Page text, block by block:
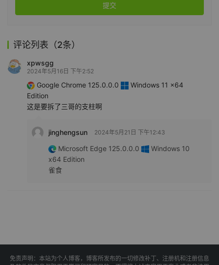
提交
评论列表（2条）
xpwsgg
2024年5月16日 下午2:52
Google Chrome 125.0.0.0
Windows 11 x64
Edition
这是要拆了三哥的支柱啊
jinghengsun 2024年5月21日 下午12:43
Microsoft Edge 125.0.0.0
Windows 10
x64 Edition
雀食
免责声明：本站为个人博客，博客所发布的一切修改补丁、注册机和注册信息